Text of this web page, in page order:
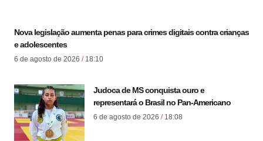
Nova legislação aumenta penas para crimes digitais contra crianças
e adolescentes
6 de agosto de 2026 18:10
Judoca de MS conquista ouro e
representará o Brasil no Pan-Americano
6 de agosto de 2026 18:08